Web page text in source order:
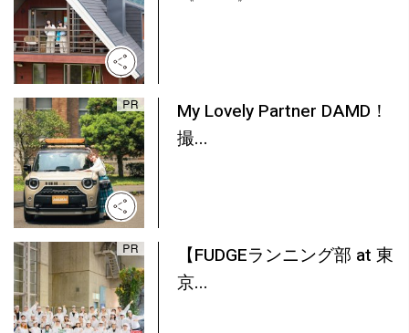
My Lovely Partner DAMD！
撮...
【FUDGEランニング部 at 東
京...